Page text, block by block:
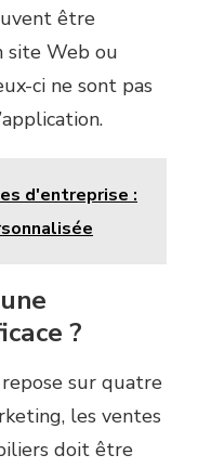
être
site Web ou
ci ne sont pas
d'entreprise :
?
sur quatre
les ventes
doit être